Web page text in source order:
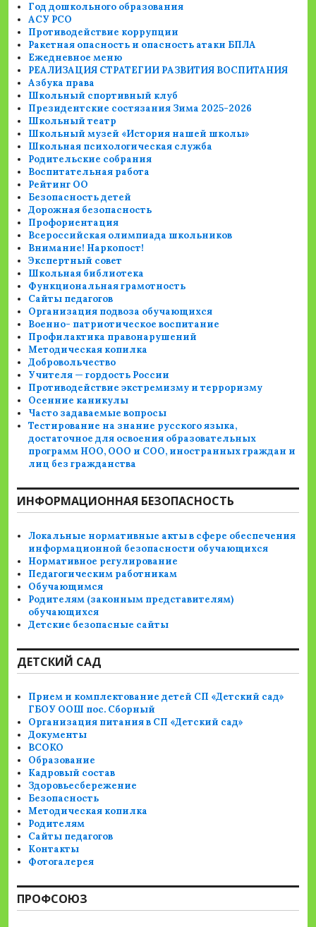
Год дошкольного образования
АСУ РСО
Противодействие коррупции
Ракетная опасность и опасность атаки БПЛА
Ежедневное меню
РЕАЛИЗАЦИЯ СТРАТЕГИИ РАЗВИТИЯ ВОСПИТАНИЯ
Азбука права
Школьный спортивный клуб
Президентские состязания Зима 2025-2026
Школьный театр
Школьный музей «История нашей школы»
Школьная психологическая служба
Родительские собрания
Воспитательная работа
Рейтинг ОО
Безопасность детей
Дорожная безопасность
Профориентация
Всероссийская олимпиада школьников
Внимание! Наркопост!
Экспертный совет
Школьная библиотека
Функциональная грамотность
Сайты педагогов
Организация подвоза обучающихся
Военно- патриотическое воспитание
Профилактика правонарушений
Методическая копилка
Добровольчество
Учителя — гордость России
Противодействие экстремизму и терроризму
Осенние каникулы
Часто задаваемые вопросы
Тестирование на знание русского языка,
достаточное для освоения образовательных
программ НОО, ООО и СОО, иностранных граждан и
лиц без гражданства
ИНФОРМАЦИОННАЯ БЕЗОПАСНОСТЬ
Локальные нормативные акты в сфере обеспечения
информационной безопасности обучающихся
Нормативное регулирование
Педагогическим работникам
Обучающимся
Родителям (законным представителям)
обучающихся
Детские безопасные сайты
ДЕТСКИЙ САД
Прием и комплектование детей СП «Детский сад»
ГБОУ ООШ пос. Сборный
Организация питания в СП «Детский сад»
Документы
ВСОКО
Образование
Кадровый состав
Здоровьесбережение
Безопасность
Методическая копилка
Родителям
Сайты педагогов
Контакты
Фотогалерея
ПРОФСОЮЗ